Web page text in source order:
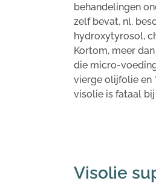
behandelingen
zelf bevat, nl.
hydroxytyrosol,
Kortom, meer
die micro-
vierge olijfolie en
visolie is fataal
Visolie